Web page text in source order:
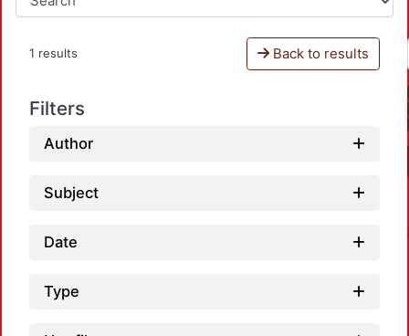
1 results Back to results
Filters
Author
Subject
Date
Type